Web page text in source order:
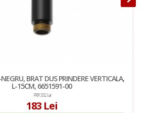
BRAT DUS PRINDERE VERTICALA,
L-15CM, 6651591-00
PRP: 332 Lei
183 Lei